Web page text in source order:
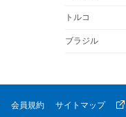
トルコ
ブラジル
会員規約 サイトマップ